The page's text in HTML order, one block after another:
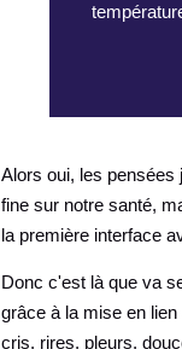
Alors oui, les pensées
fine sur notre santé,
la première interface
Donc c'est là que va
grâce à la mise en
cris, rires, pleurs,